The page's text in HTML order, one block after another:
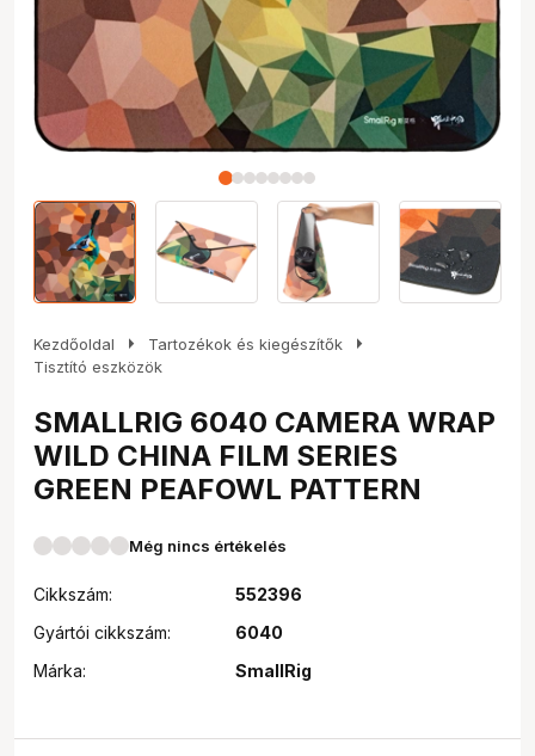
Kezdőoldal arrow_right Tartozékok és kiegészítők arrow_right
Tisztító eszközök
SMALLRIG 6040 CAMERA WRAP
WILD CHINA FILM SERIES
GREEN PEAFOWL PATTERN
Még nincs értékelés
Cikkszám:
552396
Gyártói cikkszám:
6040
Márka:
SmallRig